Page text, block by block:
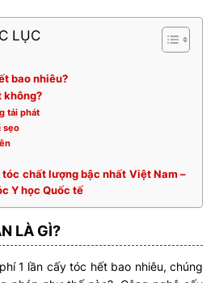
LỤC
bao nhiêu?
không?
tái phát
sẹo
chất lượng bậc nhất Việt Nam –
Y học Quốc tế
LÀ GÌ?
1 lần cấy tóc hết bao nhiêu, chúng